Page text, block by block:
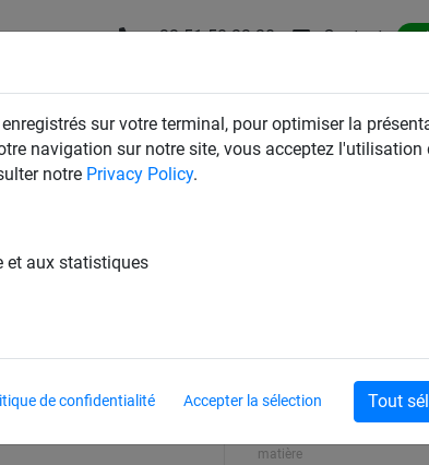
sur votre terminal, pour optimiser la
navigation sur notre site, vous acceptez l'utilisation
notre Privacy Policy.
et aux statistiques
de confidentialité Accepter la sélection Tout
+32 51 58 23 20 Contact
FILETS DE MAISON & JARDIN FILETS
chanvre
matière